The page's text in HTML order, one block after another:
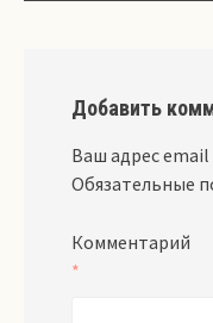
Добавить
Ваш адрес email
Обязательные
Комментарий
*